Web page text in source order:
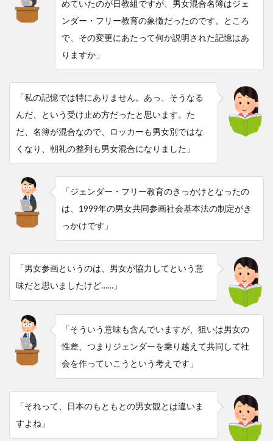
めていたのが日教組ですが、男女混合名簿はジェ
ンダー・フリー教育の象徴だったのです。ところ
で、その変更にあたって何か説明された記憶はあ
りますか」
「私の記憶では特にありません。あっ、そうなる
んだ、という受け止め方だったと思います。た
だ、名簿が混合なので、ロッカーも男女別ではな
くなり、朝礼の整列も男女混合になりました」
「ジェンダー・フリー教育のきっかけとなったの
は、1999年の男女共同参画社会基本法の制定がき
っかけです」
「男女参画というのは、男女が協力してという意
味だと思いましたけど……」
「そういう意味も含んでいますが、狙いは男女の
性差、つまりジェンダーを乗り越えて共同して社
会を作っていこうという考えです」
「それって、日本のもともとの男女観とは違いま
すよね」